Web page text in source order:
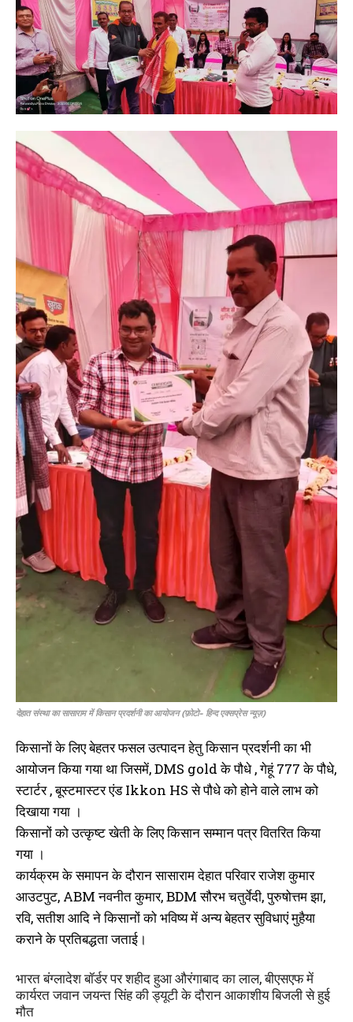
देहात संस्था का सासाराम में किसान प्रदर्शनी का आयोजन (फ़ोटो- हिन्द एक्सप्रेस न्यूज़)
किसानों के लिए बेहतर फसल उत्पादन हेतु किसान प्रदर्शनी का भी
आयोजन किया गया था जिसमें, DMS gold के पौधे , गेहूं 777 के पौधे,
स्टार्टर , बूस्टमास्टर एंड Ikkon HS से पौधे को होने वाले लाभ को
दिखाया गया ।
किसानों को उत्कृष्ट खेती के लिए किसान सम्मान पत्र वितरित किया
गया ।
कार्यक्रम के समापन के दौरान सासाराम देहात परिवार राजेश कुमार
आउटपुट, ABM नवनीत कुमार, BDM सौरभ चतुर्वेदी, पुरुषोत्तम झा,
रवि, सतीश आदि ने किसानों को भविष्य में अन्य बेहतर सुविधाएं मुहैया
कराने के प्रतिबद्धता जताई।
भारत बंग्लादेश बॉर्डर पर शहीद हुआ औरंगाबाद का लाल, बीएसएफ में
कार्यरत जवान जयन्त सिंह की ड्यूटी के दौरान आकाशीय बिजली से हुई
मौत